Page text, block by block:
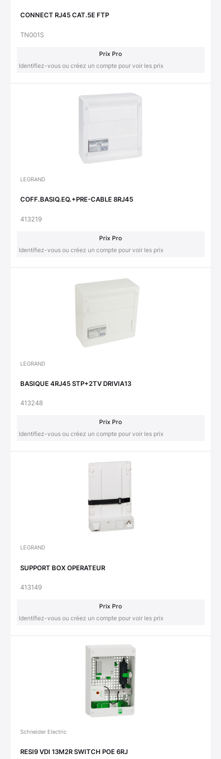
CONNECT RJ45 CAT.5E FTP
TN001S
Prix Pro
Identifiez-vous ou créez un compte pour voir les prix
LEGRAND
COFF.BASIQ.EQ.+PRE-CABLE 8RJ45
413219
Prix Pro
Identifiez-vous ou créez un compte pour voir les prix
LEGRAND
BASIQUE 4RJ45 STP+2TV DRIVIA13
413248
Prix Pro
Identifiez-vous ou créez un compte pour voir les prix
LEGRAND
SUPPORT BOX OPERATEUR
413149
Prix Pro
Identifiez-vous ou créez un compte pour voir les prix
Schneider Electric
RESI9 VDI 13M2R SWITCH POE 6RJ